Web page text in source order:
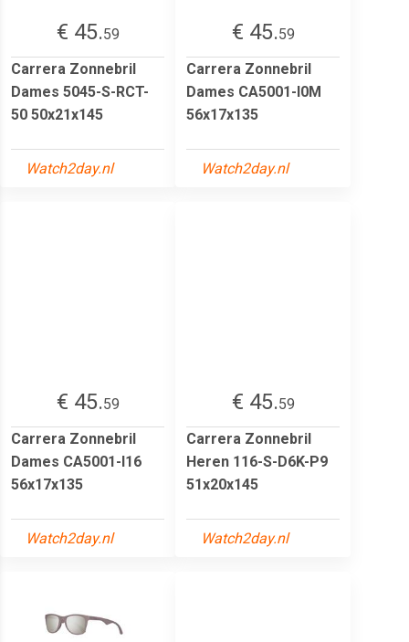
€ 45.59
Carrera Zonnebril
Dames 5045-S-RCT-
50 50x21x145
Watch2day.nl
€ 45.59
Carrera Zonnebril
Dames CA5001-I0M
56x17x135
Watch2day.nl
€ 45.59
Carrera Zonnebril
Dames CA5001-I16
56x17x135
Watch2day.nl
€ 45.59
Carrera Zonnebril
Heren 116-S-D6K-P9
51x20x145
Watch2day.nl